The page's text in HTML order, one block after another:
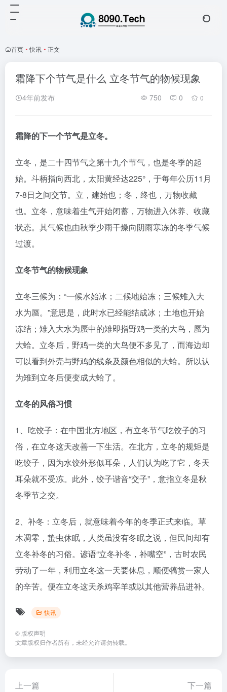
首页 • 快讯 • 正文
霜降下个节气是什么 立冬节气的物候现象
4年前发布 750 0 0
霜降的下一个节气是立冬。
立冬，是二十四节气之第十九个节气，也是冬季的起
始。斗柄指向西北，太阳黄经达225°，于每年公历11月
7-8日之间交节。立，建始也；冬，终也，万物收藏
也。立冬，意味着生气开始闭蓄，万物进入休养、收藏
状态。其气候也由秋季少雨干燥向阴雨寒冻的冬季气候
过渡。
立冬节气的物候现象
立冬三候为：“一候水始冰；二候地始冻；三候雉入大
水为蜃。”意思是，此时水已经能结成冰；土地也开始
冻结；雉入大水为蜃中的雉即指野鸡一类的大鸟，蜃为
大蛤。立冬后，野鸡一类的大鸟便不多见了，而海边却
可以看到外壳与野鸡的线条及颜色相似的大蛤。所以认
为雉到立冬后便变成大蛤了。
立冬的风俗习惯
1、吃饺子：在中国北方地区，有立冬节气吃饺子的习
俗，在立冬这天改善一下生活。在北方，立冬的规矩是
吃饺子，因为水饺外形似耳朵，人们认为吃了它，冬天
耳朵就不受冻。此外，饺子谐音“交子”，意指立冬是秋
冬季节之交。
2、补冬：立冬后，就意味着今年的冬季正式来临。草
木凋零，蛰虫休眠，人类虽没有冬眠之说，但民间却有
立冬补冬的习俗。谚语“立冬补冬，补嘴空”，古时农民
劳动了一年，利用立冬这一天要休息，顺便犒赏一家人
的辛苦。便在立冬这天杀鸡宰羊或以其他营养品进补。
快讯
© 版权声明
文章版权归作者所有，未经允许请勿转载。
上一篇 下一篇